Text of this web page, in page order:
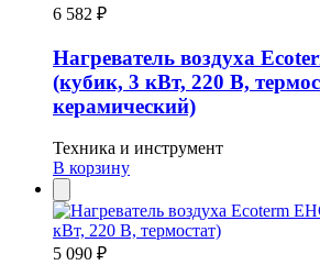
6 582 ₽
Нагреватель воздуха
(кубик, 3 кВт, 220 В,
керамический)
Техника и инструмент
В корзину
5 090 ₽